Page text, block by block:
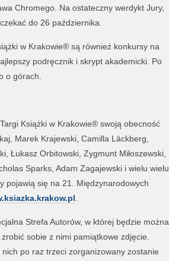
Chromego. Na ostateczny werdykt Jury,
do 26 października.
w Krakowie® są również konkursy na
podręcznik i skrypt akademicki. Po
o górach.
Książki w Krakowie® swoją obecność
Marek Krajewski, Camilla Läckberg,
Łukasz Orbitowski, Zygmunt Miłoszewski,
Sparks, Adam Zagajewski i wielu wielu
pojawią się na 21. Międzynarodowych
Strefa Autorów, w której będzie można
sobie z nimi pamiątkowe zdjęcie.
po raz trzeci zorganizowany zostanie